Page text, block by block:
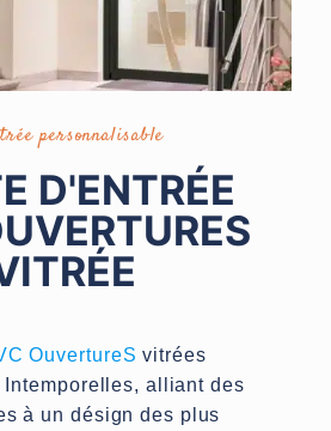
personnalisable
D'ENTRÉE
OuvertureS vitrées
alliant des
à un désign des plus